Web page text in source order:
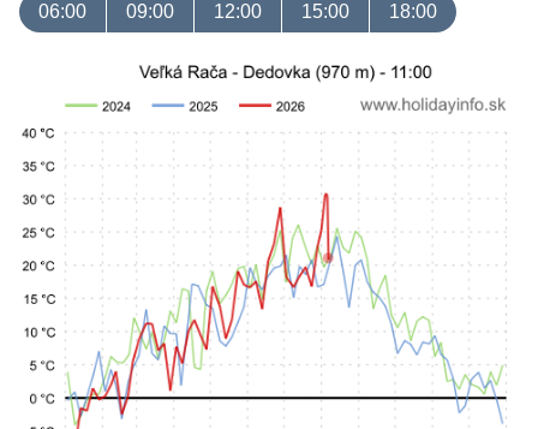
06:00 09:00 12:00 15:00 18:00